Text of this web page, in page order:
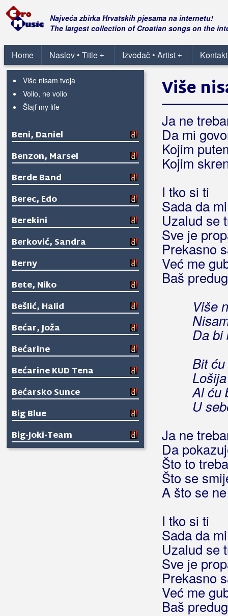
Najveća zbirka Hrvatskih pjesama na internetu!
The largest collection of Croatian songs on the
Home +
Naslov • Title +
Izvođač • Artist
Ti si mi O.K.
Ti si tu
Tvoja pobjeda
U noći punog mjeseca
Više nisam tvoja
Volio, ne volio
Šlajf my life
Beni, Daniel
Benzon, Marsel
Berde Band
Berec, Edo
Berekini
Berković, Sandra
Berny
Bete, Niko
Bešlić, Halid
Bećar, Joža
Bećarine
Bećarine KUD Tena
Bećarsko Sunce
Big Blue
Big-Joki-Team
Više
Ja ne
Da mi
Kojim
Kojim
I tko si ti
Sada da
Uzalud se
Sve je
Prekasno
Već me
Baš
Više
Da bi
Bit
Al ću
U
Ja ne
Da
Što to
Što se
A što se
I tko si ti
Sada da
Uzalud se
Sve je
Prekasno
Već me
Baš